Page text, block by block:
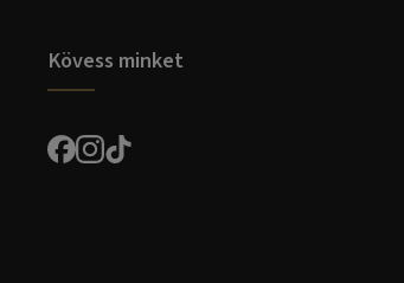
Kövess minket